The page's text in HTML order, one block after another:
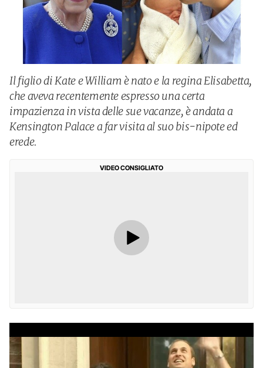
Il figlio di Kate e William è nato e la regina Elisabetta,
che aveva recentemente espresso una certa
impazienza in vista delle sue vacanze, è andata a
Kensington Palace a far visita al suo bis-nipote ed
erede.
VIDEO CONSIGLIATO